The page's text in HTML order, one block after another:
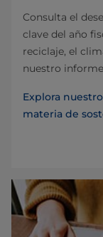
Consulta el
clave del año
reciclaje, el
nuestro
Explora
materia de